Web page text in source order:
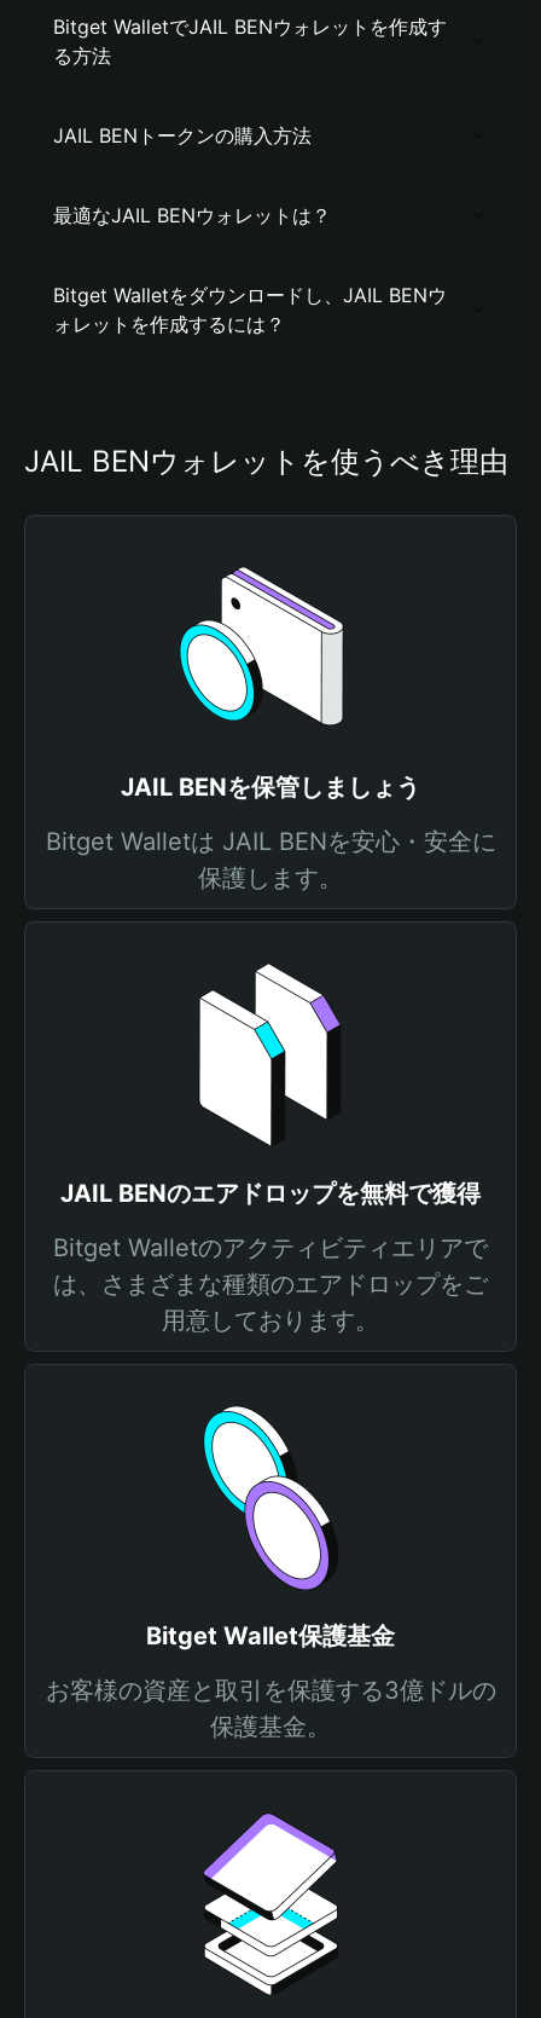
Bitget WalletでJAIL BENウォレットを作成す
る方法
JAIL BENトークンの購入方法
最適なJAIL BENウォレットは？
Bitget Walletをダウンロードし、JAIL BENウ
ォレットを作成するには？
JAIL BENウォレットを使うべき理由
JAIL BENを保管しましょう
Bitget Walletは JAIL BENを安心・安全に
保護します。
JAIL BENのエアドロップを無料で獲得
Bitget Walletのアクティビティエリアで
は、さまざまな種類のエアドロップをご
用意しております。
Bitget Wallet保護基金
お客様の資産と取引を保護する3億ドルの
保護基金。